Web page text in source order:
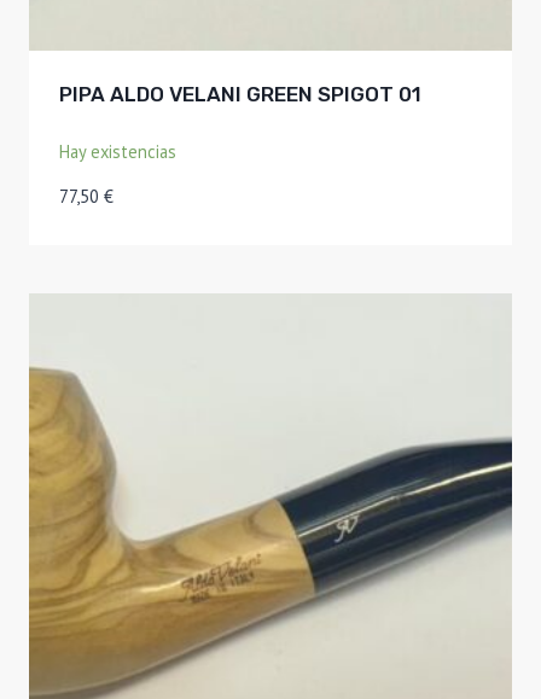
PIPA ALDO VELANI GREEN SPIGOT 01
Hay existencias
77,50 €